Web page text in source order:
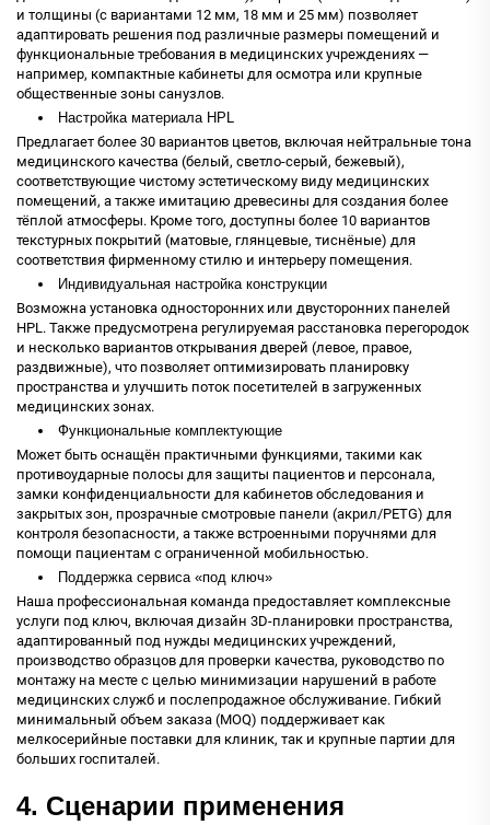
и толщины (с вариантами 12 мм, 18 мм и 25 мм) позволяет
адаптировать решения под различные размеры помещений и
функциональные требования в медицинских учреждениях —
например, компактные кабинеты для осмотра или крупные
общественные зоны санузлов.
Настройка материала HPL
Предлагает более 30 вариантов цветов, включая нейтральные тона
медицинского качества (белый, светло-серый, бежевый),
соответствующие чистому эстетическому виду медицинских
помещений, а также имитацию древесины для создания более
тёплой атмосферы. Кроме того, доступны более 10 вариантов
текстурных покрытий (матовые, глянцевые, тиснёные) для
соответствия фирменному стилю и интерьеру помещения.
Индивидуальная настройка конструкции
Возможна установка односторонних или двусторонних панелей
HPL. Также предусмотрена регулируемая расстановка перегородок
и несколько вариантов открывания дверей (левое, правое,
раздвижные), что позволяет оптимизировать планировку
пространства и улучшить поток посетителей в загруженных
медицинских зонах.
Функциональные комплектующие
Может быть оснащён практичными функциями, такими как
противоударные полосы для защиты пациентов и персонала,
замки конфиденциальности для кабинетов обследования и
закрытых зон, прозрачные смотровые панели (акрил/PETG) для
контроля безопасности, а также встроенными поручнями для
помощи пациентам с ограниченной мобильностью.
Поддержка сервиса «под ключ»
Наша профессиональная команда предоставляет комплексные
услуги под ключ, включая дизайн 3D-планировки пространства,
адаптированный под нужды медицинских учреждений,
производство образцов для проверки качества, руководство по
монтажу на месте с целью минимизации нарушений в работе
медицинских служб и послепродажное обслуживание. Гибкий
минимальный объем заказа (MOQ) поддерживает как
мелкосерийные поставки для клиник, так и крупные партии для
больших госпиталей.
4. Сценарии применения